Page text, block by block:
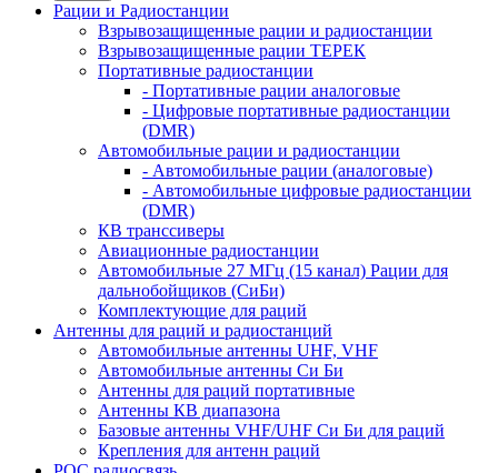
Рации и Радиостанции
Взрывозащищенные рации и радиостанции
Взрывозащищенные рации ТЕРЕК
Портативные радиостанции
- Портативные рации аналоговые
- Цифровые портативные радиостанции
(DMR)
Автомобильные рации и радиостанции
- Автомобильные рации (аналоговые)
- Автомобильные цифровые радиостанции
(DMR)
КВ транссиверы
Авиационные радиостанции
Автомобильные 27 МГц (15 канал) Рации для
дальнобойщиков (СиБи)
Комплектующие для раций
Антенны для раций и радиостанций
Автомобильные антенны UHF, VHF
Автомобильные антенны Си Би
Антенны для раций портативные
Антенны КВ диапазона
Базовые антенны VHF/UHF Си Би для раций
Крепления для антенн раций